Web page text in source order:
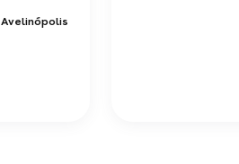
Avelinópolis